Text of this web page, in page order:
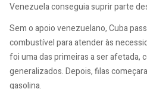
Venezuela conseguia suprir parte
Sem o apoio venezuelano, Cuba
combustível para atender às
foi uma das primeiras a ser afetada,
generalizados. Depois, filas
gasolina.